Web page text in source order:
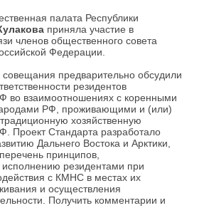
палата Республики
приняла участие в
членов общественного совета
Федерации.
совещания предварительно обсудили
резидентов
во взаимоотношениях с коренными
РФ, проживающими и (или)
хозяйственную
Проект Стандарта разработало
Дальнего Востока и Арктики,
принципов,
резидентами при
с КМНС в местах их
и осуществления
Получить комментарии и